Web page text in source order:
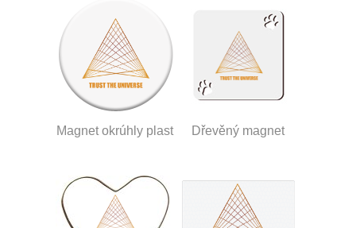
Magnet okrúhly plast Dřevěný magnet